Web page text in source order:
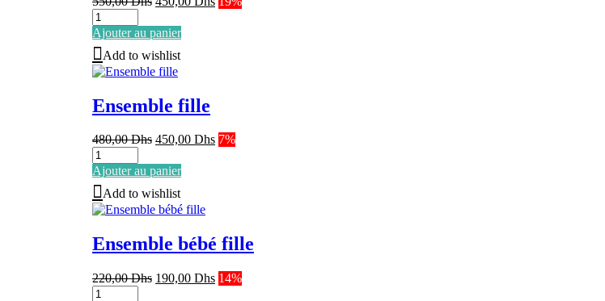
initial
était :
550,00 Dhs.
Ajouter au panier
Add to wishlist
Ensemble fille
480,00Dhs Le
initial
était :
480,00 Dhs.
450,00 DhsLe
7%
Ajouter au panier
Add to wishlist
Ensemble bébé fille
220,00Dhs Le
190,00 DhsLe
14%